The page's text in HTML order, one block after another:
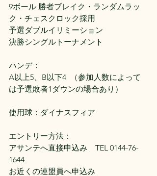
9ボール 勝者ブレイク・ランダムラッ
ク・チェスクロック採用
予選ダブルイリミーション
決勝シングルトーナメント
ハンデ：
A以上5、B以下4  （参加人数によって
は予選敗者1ダウンの場合あり）
使用球：ダイナスフィア
エントリー方法：
アサンテへ直接申込み　TEL 0144-76-
1644
お近くの連盟員へ申込み